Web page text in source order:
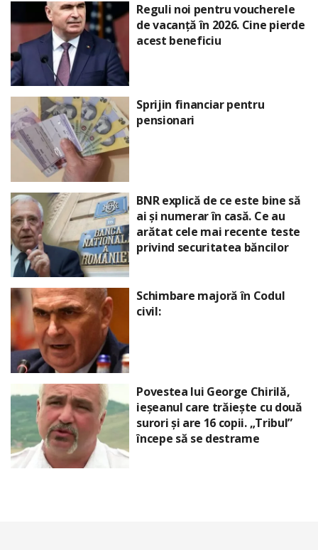
Reguli noi pentru voucherele
de vacanță în 2026. Cine pierde
acest beneficiu
Sprijin financiar pentru
pensionari
BNR explică de ce este bine să
ai și numerar în casă. Ce au
arătat cele mai recente teste
privind securitatea băncilor
Schimbare majoră în Codul
civil:
Povestea lui George Chirilă,
ieșeanul care trăiește cu două
surori și are 16 copii. „Tribul”
începe să se destrame